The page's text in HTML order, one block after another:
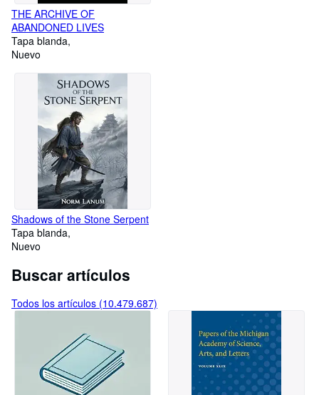
THE ARCHIVE OF
ABANDONED LIVES
Tapa blanda
Nuevo
Shadows of the Stone Serpent
Tapa blanda
Nuevo
Buscar artículos
Todos los artículos (10.479.687)